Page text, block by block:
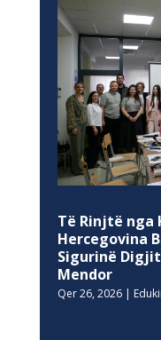
Të Rinjtë nga
Hercegovina
Sigurinë
Mendor
Qer 26, 2026|